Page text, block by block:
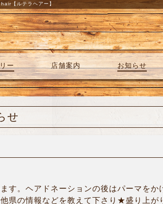
【ルテラヘアー】
ー 店舗案内 お知らせ
せ
す。ヘアドネーションの後はパーマをか
県の情報などを教えて下さり★盛り上が